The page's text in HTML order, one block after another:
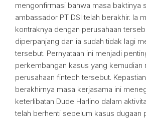
mengonfirmasi bahwa masa baktinya
ambassador PT DSI telah berakhir. Ia
kontraknya dengan perusahaan
diperpanjang dan ia sudah tidak lagi
tersebut. Pernyataan ini menjadi
perkembangan kasus yang kemudian
perusahaan fintech tersebut.
berakhirnya masa kerjasama ini
keterlibatan Dude Harlino dalam
telah berhenti sebelum kasus dugaan